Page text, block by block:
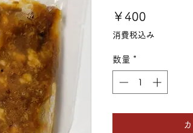
￥400
格
消費税込み
数量 *